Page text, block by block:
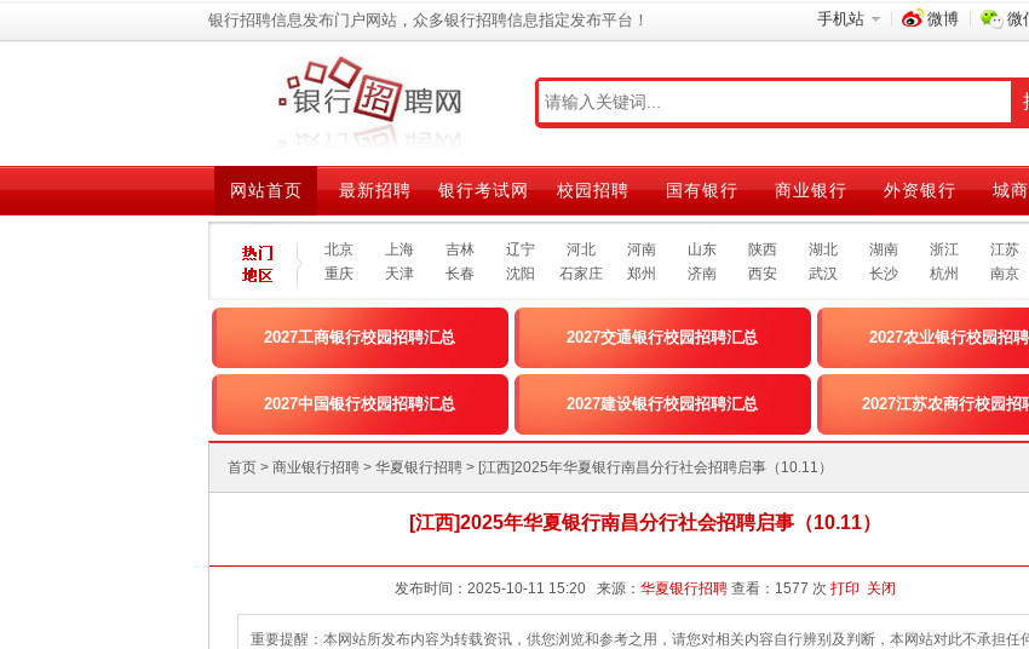
手机站 微博 微
银行招聘信息发布门户网站，众多银行招聘信息指定发布平台！
网站首页 最新招聘 银行考试网 校园招聘 国有银行 商业银行 外资银行 城
北京 上海 吉林 辽宁 河北 河南 山东 陕西 湖北 湖南 浙江 江苏
重庆
天津 长春 沈阳 石家庄 郑州 济南 西安 武汉 长沙 杭州 南京
2027工商银行校园招聘汇总 2027交通银行校园招聘汇总 2027农业银行校园招
2027中国银行校园招聘汇总 2027建设银行校园招聘汇总 2027江苏农商行校园招
首页 > 商业银行招聘 > 华夏银行招聘 > [江西]2025年华夏银行南昌分行社会招聘启事（10.11）
[江西]2025年华夏银行南昌分行社会招聘启事（10.11）
发布时间：2025-10-11 15:20 来源： 华夏银行招聘 查看： 1577 次 打印 关闭
重要提醒：本网站所发布内容为转载资讯，供您浏览和参考之用，请您对相关内容自行辨别及判断，本网站对此不承担任